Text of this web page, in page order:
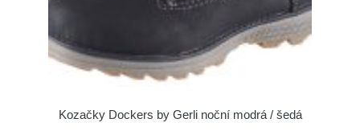
Kozačky Dockers by Gerli noční modrá / šedá